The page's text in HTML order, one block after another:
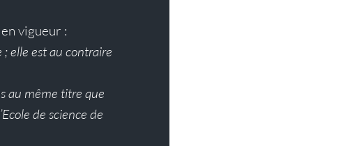
vigueur :
; elle est au contraire
au même titre que
de science de